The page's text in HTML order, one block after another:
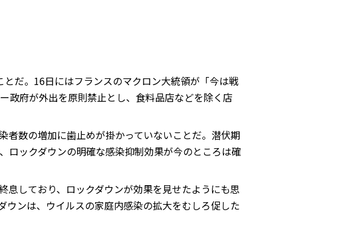
だ。16日にはフランスのマクロン大統領が「今は戦
政府が外出を原則禁止とし、食料品店などを除く店
者数の増加に歯止めが掛かっていないことだ。潜伏期
ロックダウンの明確な感染抑制効果が今のところは確
息しており、ロックダウンが効果を見せたようにも思
ウンは、ウイルスの家庭内感染の拡大をむしろ促した